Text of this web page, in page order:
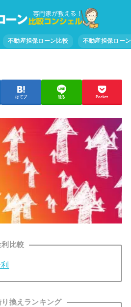
不動産担保ローン比較 不動産担保ロー
はてブ 送る Pocket
利比較
換えランキング